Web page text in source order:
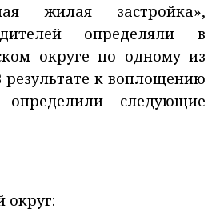
жилая застройка»,
определяли в
округе по одному из
к воплощению
следующие
округ: